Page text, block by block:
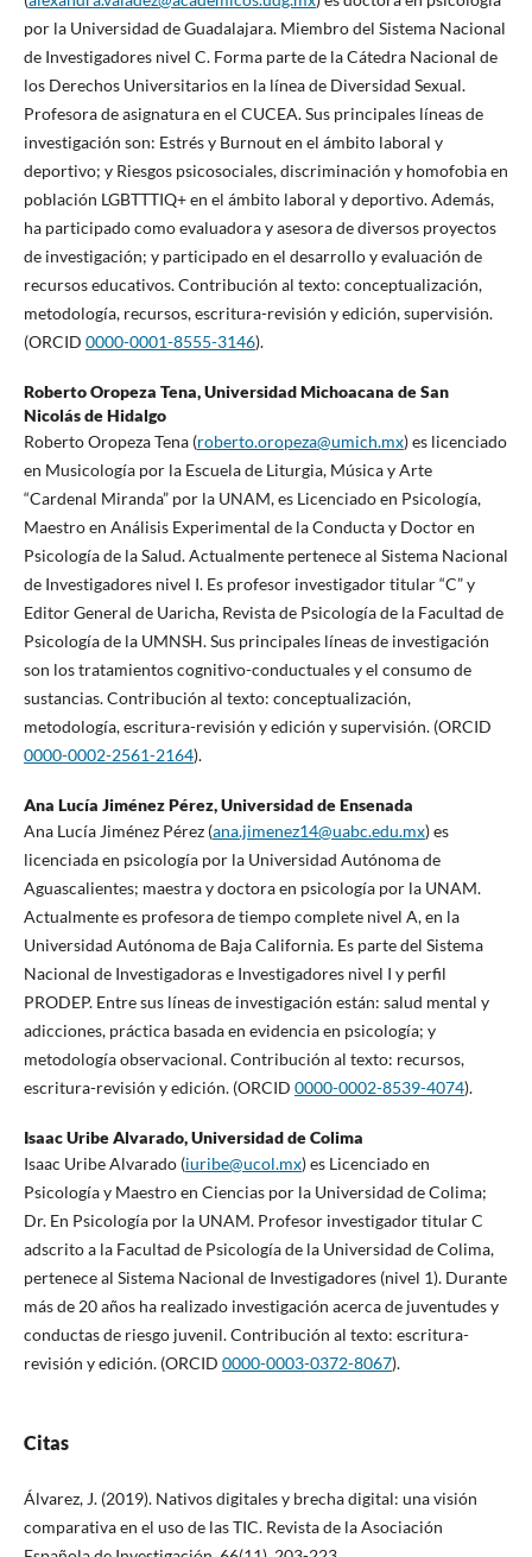
por la Universidad de Guadalajara. Miembro del Sistema Nacional
de Investigadores nivel C. Forma parte de la Cátedra Nacional de
los Derechos Universitarios en la línea de Diversidad Sexual.
Profesora de asignatura en el CUCEA. Sus principales líneas de
investigación son: Estrés y Burnout en el ámbito laboral y
deportivo; y Riesgos psicosociales, discriminación y homofobia en
población LGBTTTIQ+ en el ámbito laboral y deportivo. Además,
ha participado como evaluadora y asesora de diversos proyectos
de investigación; y participado en el desarrollo y evaluación de
recursos educativos. Contribución al texto: conceptualización,
metodología, recursos, escritura-revisión y edición, supervisión.
(ORCID 0000-0001-8555-3146).
Roberto Oropeza Tena,Universidad Michoacana de San
Nicolás de Hidalgo
Roberto Oropeza Tena (roberto.oropeza@umich.mx) es licenciado
en Musicología por la Escuela de Liturgia, Música y Arte
“Cardenal Miranda” por la UNAM, es Licenciado en Psicología,
Maestro en Análisis Experimental de la Conducta y Doctor en
Psicología de la Salud. Actualmente pertenece al Sistema Nacional
de Investigadores nivel I. Es profesor investigador titular “C” y
Editor General de Uaricha, Revista de Psicología de la Facultad de
Psicología de la UMNSH. Sus principales líneas de investigación
son los tratamientos cognitivo-conductuales y el consumo de
sustancias. Contribución al texto: conceptualización,
metodología, escritura-revisión y edición y supervisión. (ORCID
0000-0002-2561-2164).
Ana Lucía Jiménez Pérez,Universidad de Ensenada
Ana Lucía Jiménez Pérez (ana.jimenez14@uabc.edu.mx) es
licenciada en psicología por la Universidad Autónoma de
Aguascalientes; maestra y doctora en psicología por la UNAM.
Actualmente es profesora de tiempo complete nivel A, en la
Universidad Autónoma de Baja California. Es parte del Sistema
Nacional de Investigadoras e Investigadores nivel I y perfil
PRODEP. Entre sus líneas de investigación están: salud mental y
adicciones, práctica basada en evidencia en psicología; y
metodología observacional. Contribución al texto: recursos,
escritura-revisión y edición. (ORCID 0000-0002-8539-4074).
Isaac Uribe Alvarado,Universidad de Colima
Isaac Uribe Alvarado (iuribe@ucol.mx) es Licenciado en
Psicología y Maestro en Ciencias por la Universidad de Colima;
Dr. En Psicología por la UNAM. Profesor investigador titular C
adscrito a la Facultad de Psicología de la Universidad de Colima,
pertenece al Sistema Nacional de Investigadores (nivel 1). Durante
más de 20 años ha realizado investigación acerca de juventudes y
conductas de riesgo juvenil. Contribución al texto: escritura-
revisión y edición. (ORCID 0000-0003-0372-8067).
Citas
Álvarez, J. (2019). Nativos digitales y brecha digital: una visión
comparativa en el uso de las TIC. Revista de la Asociación